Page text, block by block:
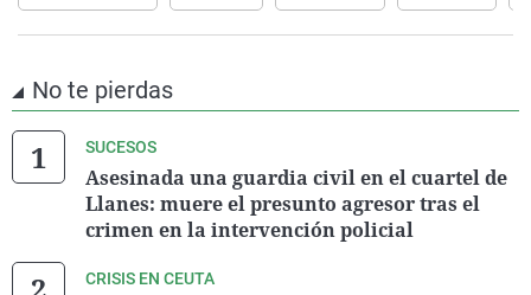
No te pierdas
SUCESOS
Asesinada una guardia civil en el cuartel de
Llanes: muere el presunto agresor tras el
crimen en la intervención policial
CRISIS EN CEUTA